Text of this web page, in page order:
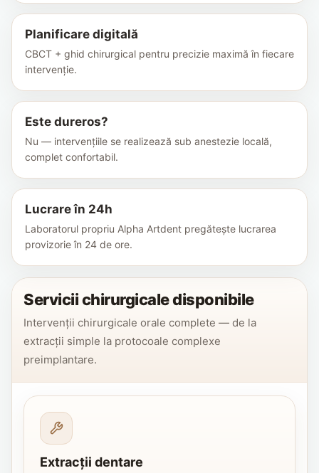
Planificare digitală
CBCT + ghid chirurgical pentru precizie maximă în fiecare
intervenție.
Este dureros?
Nu — intervențiile se realizează sub anestezie locală,
complet confortabil.
Lucrare în 24h
Laboratorul propriu Alpha Artdent pregătește lucrarea
provizorie în 24 de ore.
Servicii chirurgicale disponibile
Intervenții chirurgicale orale complete — de la
extracții simple la protocoale complexe
preimplantare.
Extracții dentare